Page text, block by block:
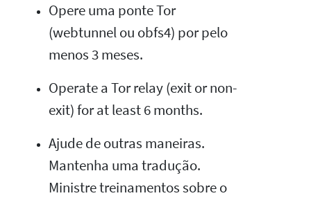
Opere uma ponte Tor
(webtunnel ou obfs4) por pelo
menos 3 meses.
Operate a Tor relay (exit or non-
exit) for at least 6 months.
Ajude de outras maneiras.
Mantenha uma tradução.
Ministre treinamentos sobre o